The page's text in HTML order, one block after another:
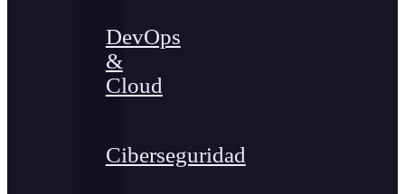
DevOps
&
Cloud
Ciberseguridad